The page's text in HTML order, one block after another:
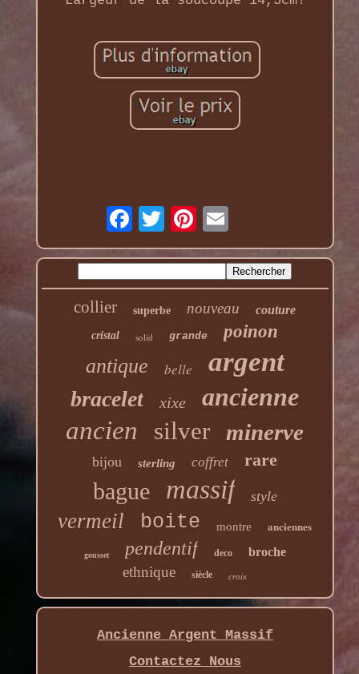
collier superbe nouveau couture
cristal solid grande poinon
antique belle argent
bracelet xixe
ancienne
ancien
silver minerve
bijou sterling coffret rare
bague massif style
vermeil boite montre anciennes
gousset pendentif deco broche
ethnique siècle croix
Ancienne Argent Massif
Contactez Nous